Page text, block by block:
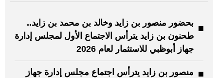
بحضور منصور بن زايد وخالد بن محمد بن زايد..
طحنون بن زايد يترأس الاجتماع الأول لمجلس إدارة
جهاز أبوظبي للاستثمار لعام 2026
منصور بن زايد يترأس اجتماع مجلس إدارة جهاز